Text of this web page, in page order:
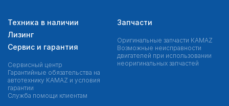
Техника в наличии
Лизинг
Сервис и гарантия
Сервисный центр
Гарантийные обязательства на
автотехнику KAMAZ и условия
гарантии
Служба помощи клиентам
Запчасти
Оригинальные запчасти КAMAZ
Возможные неисправности
двигателей при использовании
неоригинальных запчастей